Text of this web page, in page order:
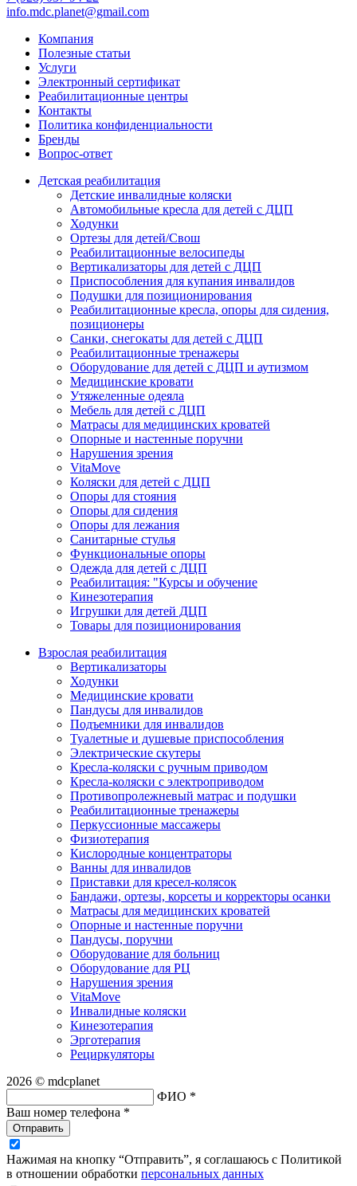
info.mdc.planet@gmail.com
Компания
Полезные статьи
Услуги
Электронный сертификат
Реабилитационные центры
Контакты
Политика конфиденциальности
Бренды
Вопрос-ответ
Детская реабилитация
Детские инвалидные коляски
Автомобильные кресла для детей с ДЦП
Ходунки
Ортезы для детей/Свош
Реабилитационные велосипеды
Вертикализаторы для детей с ДЦП
Приспособления для купания инвалидов
Подушки для позиционирования
Реабилитационные кресла, опоры для сидения,
позиционеры
Санки, снегокаты для детей с ДЦП
Реабилитационные тренажеры
Оборудование для детей с ДЦП и аутизмом
Медицинские кровати
Утяжеленные одеяла
Мебель для детей с ДЦП
Матрасы для медицинских кроватей
Опорные и настенные поручни
Нарушения зрения
VitaMove
Коляски для детей с ДЦП
Опоры для стояния
Опоры для сидения
Опоры для лежания
Санитарные стулья
Функциональные опоры
Одежда для детей с ДЦП
Реабилитация: "Курсы и обучение
Кинезотерапия
Игрушки для детей ДЦП
Товары для позиционирования
Взрослая реабилитация
Вертикализаторы
Ходунки
Медицинские кровати
Пандусы для инвалидов
Подъемники для инвалидов
Туалетные и душевые приспособления
Электрические скутеры
Кресла-коляски с ручным приводом
Кресла-коляски с электроприводом
Противопролежневый матрас и подушки
Реабилитационные тренажеры
Перкуссионные массажеры
Физиотерапия
Кислородные концентраторы
Ванны для инвалидов
Приставки для кресел-колясок
Бандажи, ортезы, корсеты и корректоры осанки
Матрасы для медицинских кроватей
Опорные и настенные поручни
Пандусы, поручни
Оборудование для больниц
Оборудование для РЦ
Нарушения зрения
VitaMove
Инвалидные коляски
Кинезотерапия
Эрготерапия
Рециркуляторы
2026 © mdcplanet
ФИО *
Ваш номер телефона *
Отправить
Нажимая на кнопку “Отправить”, я соглашаюсь с Политикой
в отношении обработки персональных данных